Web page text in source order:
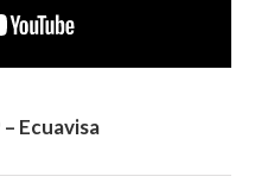
Ecuavisa